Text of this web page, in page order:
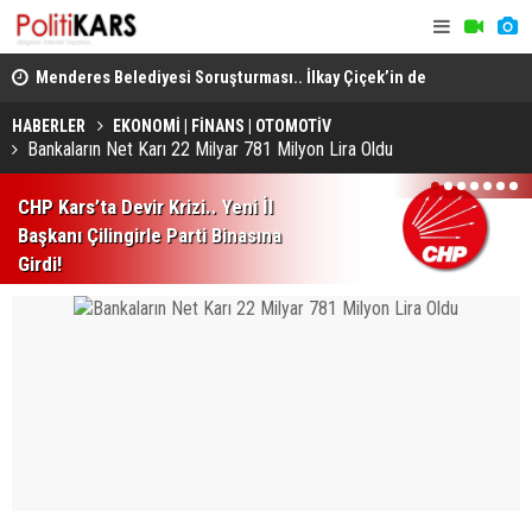
Menderes Belediyesi Soruşturması.. İlkay Çiçek’in de
Aralarında Olduğu 10 Kişi Tutuklandı!
HABERLER EKONOMİ | FİNANS | OTOMOTİV
Bankaların Net Karı 22 Milyar 781 Milyon Lira Oldu
CHP Kars’ta Devir Krizi.. Yeni İl
Başkanı Çilingirle Parti Binasına
Girdi!
1 2 3 4 5 6 7